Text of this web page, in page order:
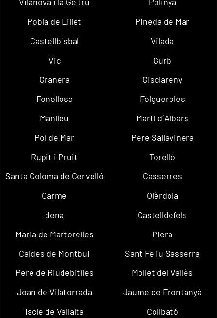
Pobla de Lillet
Pineda de Mar
Castellbisbal
Vilada
Vic
Gurb
Granera
Gisclareny
Fonollosa
Folgueroles
Manlleu
Martí d´Albars
Pol de Mar
Pere Sallavinera
Rupit i Pruit
Torelló
Santa Coloma de Cervelló
Casserres
Carme
Olèrdola
dena
Castelldefels
Maria de Martorelles
Piera
Caldes de Montbui
Sant Feliu Sasserra
Pere de Riudebitlles
Mollet del Vallès
Joan de Vilatorrada
Jaume de Frontanyà
Iscle de Vallalta
Collbató